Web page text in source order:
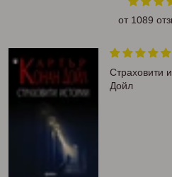
от 1089
Страховити
Дойл